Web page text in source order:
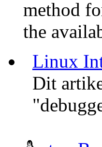
method
the
Linux
Dit